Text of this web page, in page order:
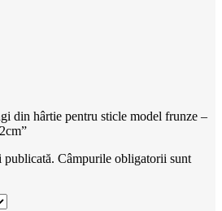
din hârtie pentru sticle model frunze –
publicată. Câmpurile obligatorii sunt